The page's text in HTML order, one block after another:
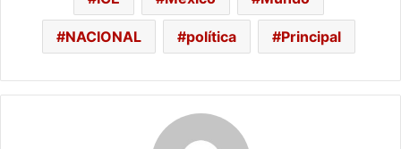
NACIONAL política Principal